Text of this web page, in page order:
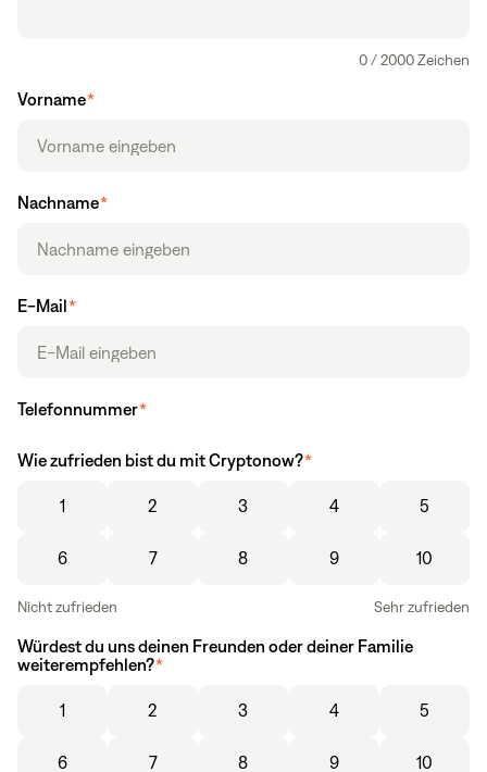
0 / 2000 Zeichen
Vorname*
Nachname*
E-Mail*
Telefonnummer*
Wie zufrieden bist du mit Cryptonow?*
1 2 3 4 5
6 7 8 9 10
Nicht zufrieden Sehr zufrieden
Würdest du uns deinen Freunden oder deiner Familie
weiterempfehlen?*
1 2 3 4 5
6 7 8 9 10